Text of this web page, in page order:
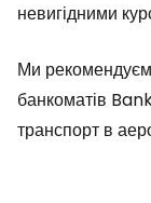
невигідними
Ми
банкоматів
транспорт в